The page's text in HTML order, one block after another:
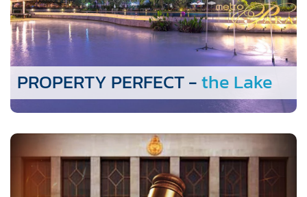
PROPERTY PERFECT -the Lake